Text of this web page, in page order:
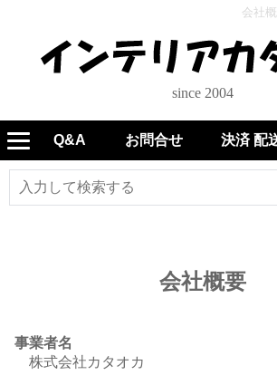
会社
since 2004
会社概要
事業者名
株式会社カタオカ
Q&A お問合せ 決済 配